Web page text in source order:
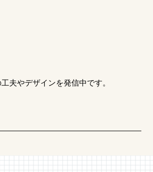
夫やデザインを発信中です。